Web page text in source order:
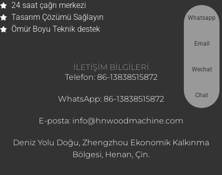
24 saat çağrı merkezi
Tasarım Çözümü Sağlayın
Ömür Boyu Teknik destek
İLETIŞIM BILGILERI
Telefon: 86-13838515872
WhatsApp: 86-13838515872
E-posta: info@hnwoodmachine.com
Deniz Yolu Doğu, Zhengzhou Ekonomik Kalkınma
Bölgesi, Henan, Çin.
Whatsapp
Email
Wechat
Chat